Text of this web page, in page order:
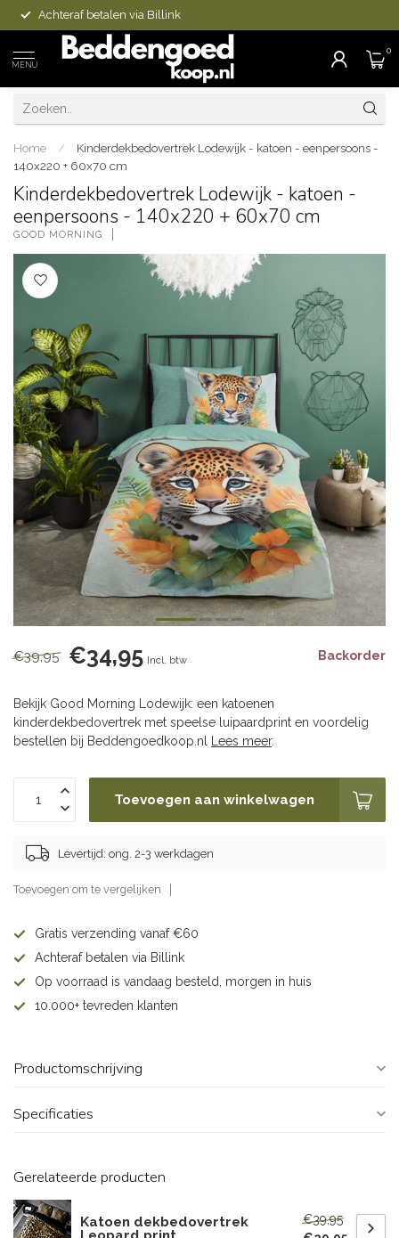
Achteraf betalen via Billink
MENU
0
Home /
Kinderdekbedovertrek Lodewijk - katoen - eenpersoons -
140x220 + 60x70 cm
Kinderdekbedovertrek Lodewijk - katoen -
eenpersoons - 140x220 + 60x70 cm
GOOD MORNING
€39,95 €34,95 Incl. btw Backorder
Bekijk Good Morning Lodewijk: een katoenen
kinderdekbedovertrek met speelse luipaardprint en voordelig
bestellen bij Beddengoedkoop.nl
Lees meer.
Toevoegen aan winkelwagen
Levertijd: ong. 2-3 werkdagen
Toevoegen om te vergelijken
Gratis verzending vanaf €60
Achteraf betalen via Billink
Op voorraad is vandaag besteld, morgen in huis
10.000+ tevreden klanten
Productomschrijving
Specificaties
Gerelateerde producten
Katoen dekbedovertrek
€39,95